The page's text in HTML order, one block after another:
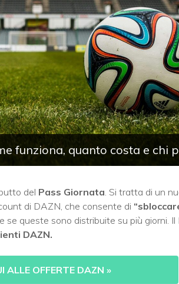
funziona, quanto costa e chi
del Pass Giornata. Si tratta di un
di DAZN, che consente di
se queste sono distribuite su più giorni. Il
DAZN.
ALLE OFFERTE DAZN »